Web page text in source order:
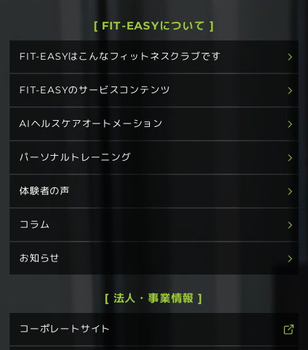
[ FIT-EASYについて ]
FIT-EASYはこんなフィットネスクラブです
FIT-EASYのサービスコンテンツ
AIヘルスケアオートメーション
パーソナルトレーニング
体験者の声
コラム
お知らせ
[ 法人・事業情報 ]
コーポレートサイト